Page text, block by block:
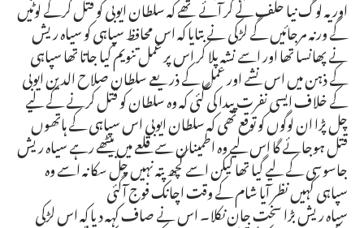
اور یہ لوگ نیا حلف لے کر آئے تھے کہ سلطان ایوبی کو قتل کرکے لوٹیں
گے ورنہ مرجائیں گے لڑکی نے بتایا کہ اس محافظ سپاہی کو سیاہ ریش
نے پھانسا تھا اور اسے نشہ پلا کر اس پر عمل تنویم کیا جاتا تھا سپاہی
کے ذہن میں اس نشے اور عمل کے ذریعے سلطان صلاح الدین ایوبی
کے خلاف ایسی نفرت پیدا کی گئی کہ وہ سلطان کو قتل کرنے کے لیے
چل پڑا ان لوگوں کو توقع تھی کہ سلطان ایوبی اس سپاہی کے ہاتھوں
قتل ہوجائے گا اس لیے وہ اطمینان سے قلعے میں بیٹھے رہے سیاہ ریش
جاسوسی کے لیے گیا تھا لیکن اسے کچھ پتہ نہیں چل سکا نہ اسے وہ
سپاہی کہیں نظر آیا شام کے وقت اچانک فوج آگئی
سیاہ ریش بڑا سخت جان نکلا۔ اس نے صاف کہہ دیا کہ اس لڑکی